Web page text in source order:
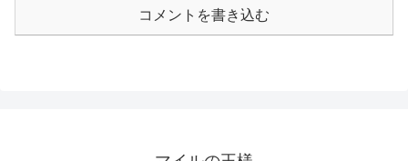
コメントを書き込む